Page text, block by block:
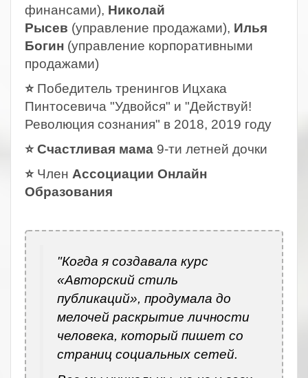
финансами), Николай
Рысев (управление продажами), Илья
Богин (управление корпоративными
продажами)
⭐ Победитель тренингов Ицхака
Пинтосевича "Удвойся" и "Действуй!
Революция сознания" в 2018, 2019 году
⭐ Счастливая мама 9-ти летней дочки
⭐ Член Ассоциации Онлайн
Образования
"Когда я создавала курс
«Авторский стиль
публикаций», продумала до
мелочей раскрытие личности
человека, который пишет со
страниц социальных сетей.